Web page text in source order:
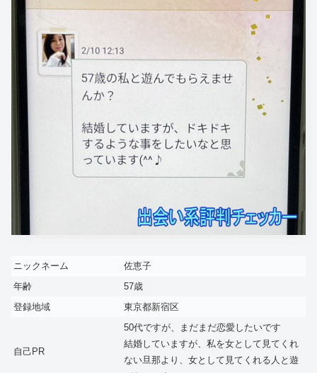
ニックネーム
佐恵子
年齢
57歳
登録地域
東京都新宿区
自己PR
50代ですが、まだまだ恋愛したいです
結婚していますが、私を女として見てくれ
ない旦那より、女として見てくれる人と遊